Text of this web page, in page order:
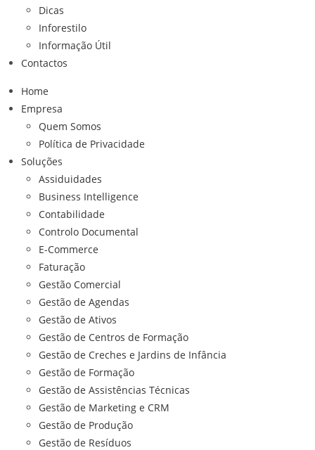
Dicas
Inforestilo
Informação Útil
Contactos
Home
Empresa
Quem Somos
Política de Privacidade
Soluções
Assiduidades
Business Intelligence
Contabilidade
Controlo Documental
E-Commerce
Faturação
Gestão Comercial
Gestão de Agendas
Gestão de Ativos
Gestão de Centros de Formação
Gestão de Creches e Jardins de Infância
Gestão de Formação
Gestão de Assistências Técnicas
Gestão de Marketing e CRM
Gestão de Produção
Gestão de Resíduos